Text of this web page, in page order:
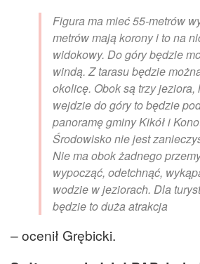
Figura ma mieć 55-metrów
metrów mają korony i to na
widokowy. Do góry będzie
windą. Z tarasu będzie
okolicę. Obok są trzy jeziora,
wejdzie do góry to będzie
panoramę gminy Kikół i
Środowisko nie jest
Nie ma obok żadnego
wypocząć, odetchnąć,
wodzie w jeziorach. Dla
będzie to duża atrakcja
– ocenił Grębicki.